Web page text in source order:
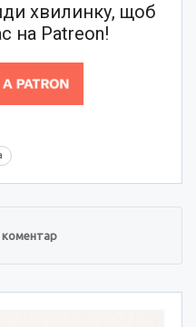
хвилинку, щоб
на Patreon!